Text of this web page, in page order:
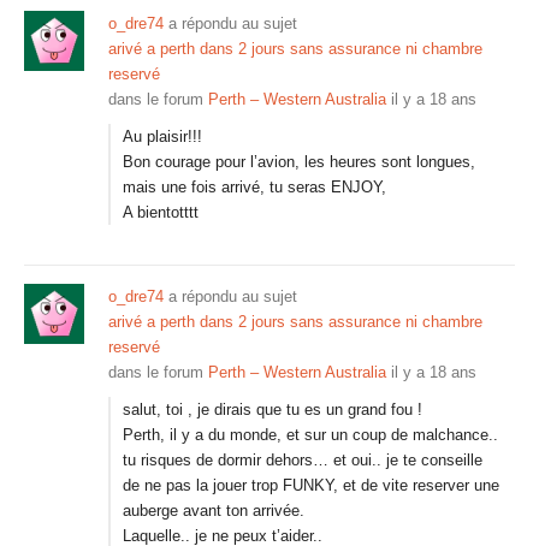
o_dre74 a répondu au sujet
arivé a perth dans 2 jours sans assurance ni chambre
reservé
dans le forum Perth – Western Australia il y a 18 ans
Au plaisir!!!
Bon courage pour l’avion, les heures sont longues,
mais une fois arrivé, tu seras ENJOY,
A bientotttt
o_dre74 a répondu au sujet
arivé a perth dans 2 jours sans assurance ni chambre
reservé
dans le forum Perth – Western Australia il y a 18 ans
salut, toi , je dirais que tu es un grand fou !
Perth, il y a du monde, et sur un coup de malchance..
tu risques de dormir dehors… et oui.. je te conseille
de ne pas la jouer trop FUNKY, et de vite reserver une
auberge avant ton arrivée.
Laquelle.. je ne peux t’aider..